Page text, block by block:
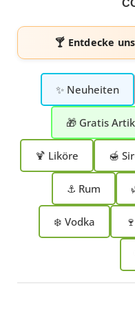
🍸 Entdecke
✨ Neuheiten
🎁 Gratis
🍹 Liköre 🍯
⚓ Rum
❄️ Vodka